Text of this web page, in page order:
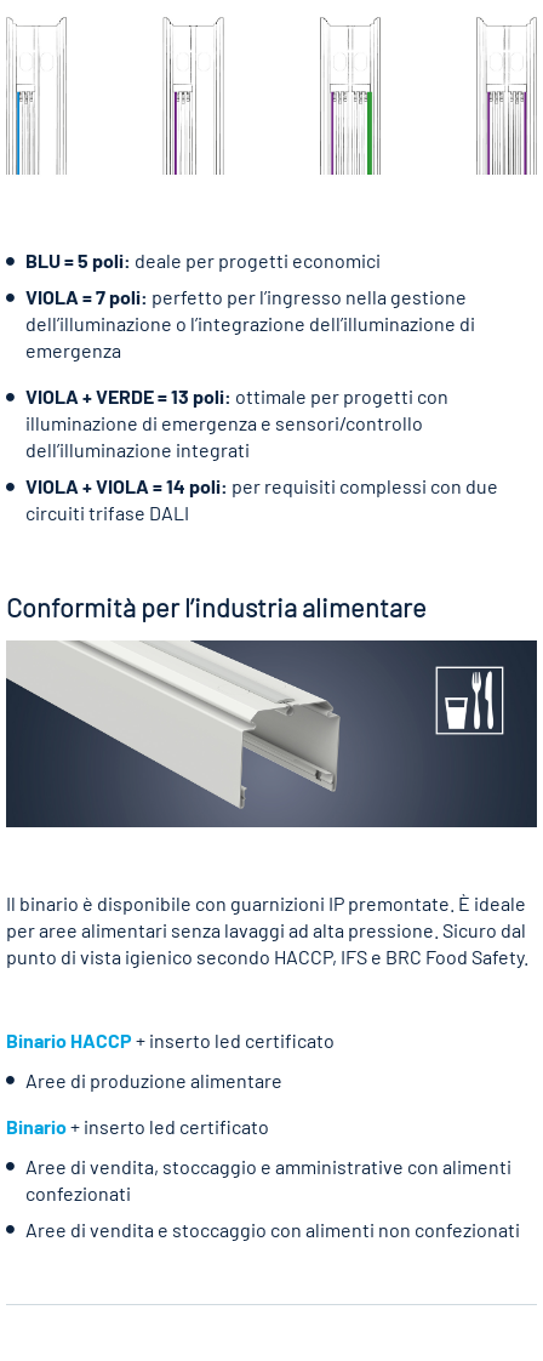
BLU = 5 poli: deale per progetti economici
VIOLA = 7 poli: perfetto per l’ingresso nella gestione
dell’illuminazione o l’integrazione dell’illuminazione di
emergenza
VIOLA + VERDE = 13 poli: ottimale per progetti con
illuminazione di emergenza e sensori/controllo
dell’illuminazione integrati
VIOLA + VIOLA = 14 poli: per requisiti complessi con due
circuiti trifase DALI
Conformità per l’industria alimentare
Il binario è disponibile con guarnizioni IP premontate. È ideale
per aree alimentari senza lavaggi ad alta pressione. Sicuro dal
punto di vista igienico secondo HACCP, IFS e BRC Food Safety.
Binario HACCP+ inserto led certificato
Aree di produzione alimentare
Binario+ inserto led certificato
Aree di vendita, stoccaggio e amministrative con alimenti
confezionati
Aree di vendita e stoccaggio con alimenti non confezionati